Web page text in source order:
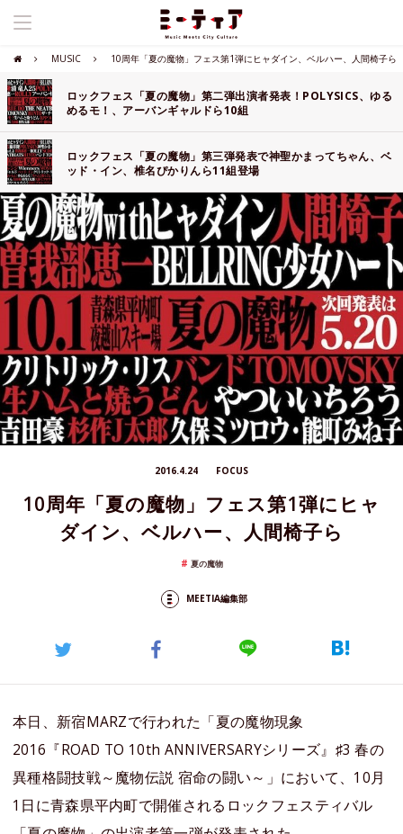
MUSIC 10周年「夏の魔物」フェス第1弾にヒャダイン、ベルハー、人間椅子ら
ロックフェス「夏の魔物」第二弾出演者発表！POLYSICS、ゆる
めるモ！、アーバンギャルドら10組
ロックフェス「夏の魔物」第三弾発表で神聖かまってちゃん、ベ
ッド・イン、椎名ぴかりんら11組登場
2016.4.24 FOCUS
10周年「夏の魔物」フェス第1弾にヒャ
ダイン、ベルハー、人間椅子ら
夏の魔物
MEETIA編集部
本日、新宿MARZで行われた「夏の魔物現象
2016『ROAD TO 10th ANNIVERSARYシリーズ』♯3 春の
異種格闘技戦～魔物伝説 宿命の闘い～」において、10月
1日に青森県平内町で開催されるロックフェスティバル